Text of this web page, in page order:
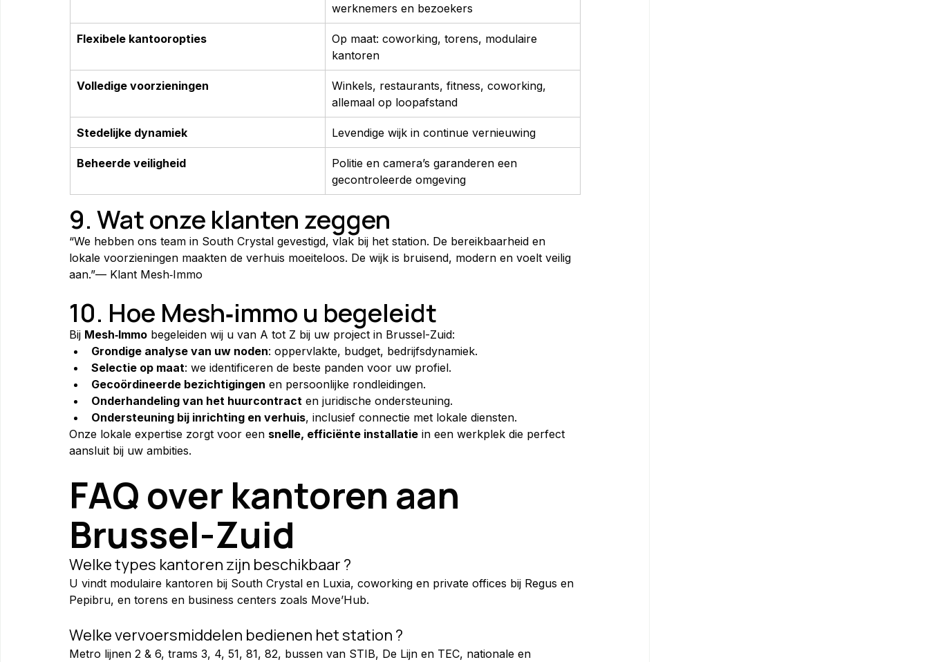
werknemers en bezoekers
Flexibele kantooropties
Op maat: coworking, torens, modulaire
kantoren
Volledige voorzieningen
Winkels, restaurants, fitness, coworking,
allemaal op loopafstand
Stedelijke dynamiek Levendige wijk in continue vernieuwing
Beheerde veiligheid
Politie en camera’s garanderen een
gecontroleerde omgeving
9. Wat onze klanten zeggen
“We hebben ons team in South Crystal gevestigd, vlak bij het station. De bereikbaarheid en
lokale voorzieningen maakten de verhuis moeiteloos. De wijk is bruisend, modern en voelt veilig
aan.”— Klant Mesh‑Immo
10. Hoe Mesh‑immo u begeleidt
Bij Mesh‑Immo begeleiden wij u van A tot Z bij uw project in Brussel-Zuid:
Grondige analyse van uw noden: oppervlakte, budget, bedrijfsdynamiek.
Selectie op maat: we identificeren de beste panden voor uw profiel.
Gecoördineerde bezichtigingen en persoonlijke rondleidingen.
Onderhandeling van het huurcontract en juridische ondersteuning.
Ondersteuning bij inrichting en verhuis, inclusief connectie met lokale diensten.
Onze lokale expertise zorgt voor een snelle, efficiënte installatie in een werkplek die perfect
aansluit bij uw ambities.
FAQ over kantoren aan
Brussel-Zuid
Welke types kantoren zijn beschikbaar ?
U vindt modulaire kantoren bij South Crystal en Luxia, coworking en private offices bij Regus en
Pepibru, en torens en business centers zoals Move’Hub.
Welke vervoersmiddelen bedienen het station ?
Metro lijnen 2 & 6, trams 3, 4, 51, 81, 82, bussen van STIB, De Lijn en TEC, nationale en